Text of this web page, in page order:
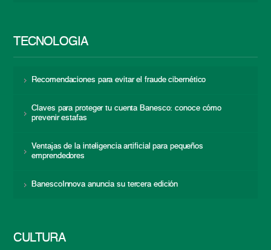
TECNOLOGÍA
Recomendaciones para evitar el fraude cibernético
Claves para proteger tu cuenta Banesco: conoce cómo
prevenir estafas
Ventajas de la inteligencia artificial para pequeños
emprendedores
BanescoInnova anuncia su tercera edición
CULTURA